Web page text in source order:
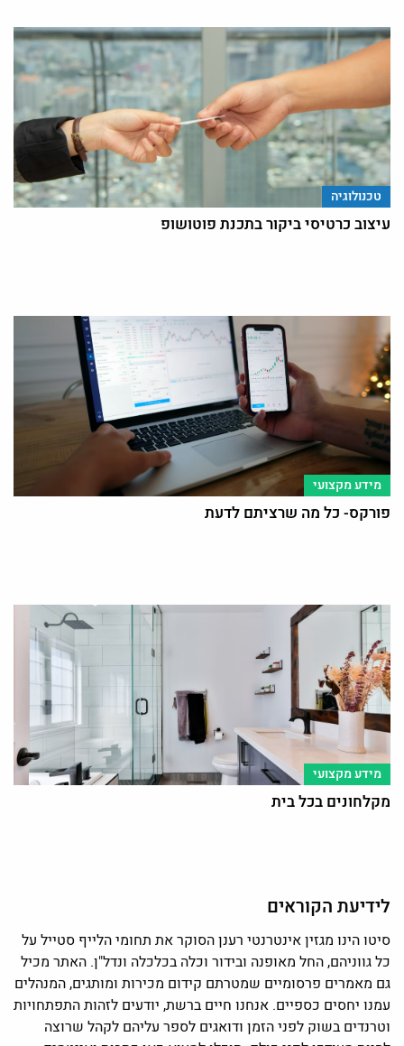
טכנולוגיה
עיצוב כרטיסי ביקור בתכנת פוטושופ
מידע מקצועי
פורקס- כל מה שרציתם לדעת
מידע מקצועי
מקלחונים בכל בית
לידיעת הקוראים
סיטו הינו מגזין אינטרנטי רענן הסוקר את תחומי הלייף סטייל על
כל גווניהם, החל מאופנה ובידור וכלה בכלכלה ונדל"ן. האתר מכיל
גם מאמרים פרסומיים שמטרתם קידום מכירות ומותגים, המנהלים
עמנו יחסים כספיים. אנחנו חיים ברשת, יודעים לזהות התפתחויות
וטרנדים בשוק לפני הזמן ודואגים לספר עליהם לקהל שרוצה